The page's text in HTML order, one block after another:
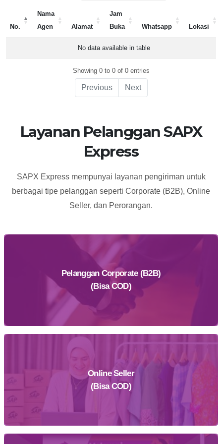
No.
Nama
Agen
Alamat
Jam
Buka
Whatsapp Lokasi
Alamat
Jam
Whatsapp
No data available in table
Showing 0 to 0 of 0 entries
Previous Next
Layanan Pelanggan SAPX
Express
SAPX Express mempunyai layanan pengiriman untuk
berbagai tipe pelanggan seperti Corporate (B2B), Online
Seller, dan Perorangan.
Pelanggan Corporate (B2B)
(Bisa COD)
Daftar Sekarang
Online Seller
(Bisa COD)